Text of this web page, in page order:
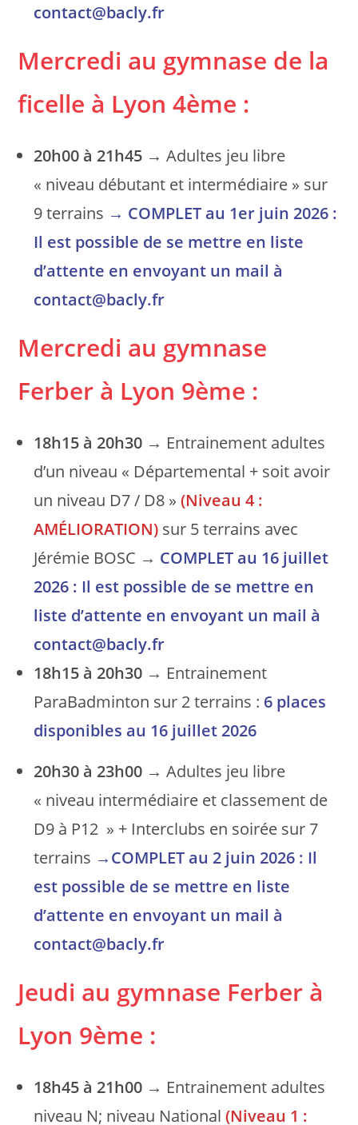
contact@bacly.fr
Mercredi au gymnase de la
ficelle à Lyon 4ème :
20h00 à 21h45 → Adultes jeu libre
« niveau débutant et intermédiaire » sur
9 terrains → COMPLET au 1er juin 2026 :
Il est possible de se mettre en liste
d’attente en envoyant un mail à
contact@bacly.fr
Mercredi au gymnase
Ferber à Lyon 9ème :
18h15 à 20h30 → Entrainement adultes
d’un niveau « Départemental + soit avoir
un niveau D7 / D8 »(Niveau 4 :
AMÉLIORATION) sur 5 terrains avec
Jérémie BOSC → COMPLET au 16 juillet
2026 : Il est possible de se mettre en
liste d’attente en envoyant un mail à
contact@bacly.fr
18h15 à 20h30 → Entrainement
ParaBadminton sur 2 terrains : 6 places
disponibles au 16 juillet 2026
20h30 à 23h00 → Adultes jeu libre
« niveau intermédiaire et classement de
D9 à P12 » + Interclubs en soirée sur 7
terrains →COMPLET au 2 juin 2026 : Il
est possible de se mettre en liste
d’attente en envoyant un mail à
contact@bacly.fr
Jeudi au gymnase Ferber à
Lyon 9ème :
18h45 à 21h00 → Entrainement adultes
niveau N; niveau National(Niveau 1 :